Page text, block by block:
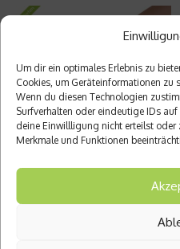
Um dir ein optimales Erlebnis zu
Cookies, um Geräteinformationen
Wenn du diesen Technologien
Surfverhalten oder eindeutige IDs
deine Einwillligung nicht erteilst oder
Merkmale und Funktionen
Junges Blut für ältere Menschen
9. November 2021